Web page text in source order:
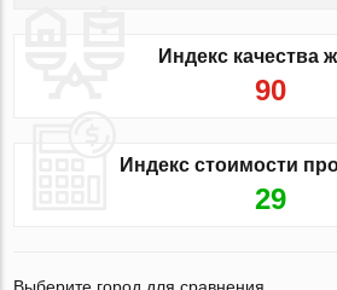
Индекс качества
90
Индекс стоимости
29
Выберите город для сравнения